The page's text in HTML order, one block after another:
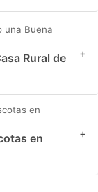
una Buena
Rural de
+
en
en
+